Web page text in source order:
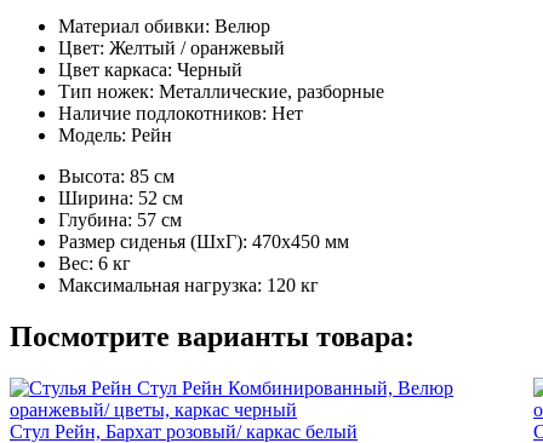
Материал обивки: Велюр
Цвет: Желтый / оранжевый
Цвет каркаса: Черный
Тип ножек: Металлические, разборные
Наличие подлокотников: Нет
Модель: Рейн
Высота: 85 см
Ширина: 52 см
Глубина: 57 см
Размер сиденья (ШxГ): 470x450 мм
Вес: 6 кг
Максимальная нагрузка: 120 кг
Посмотрите варианты товара:
Стул Рейн, Бархат розовый/ каркас белый